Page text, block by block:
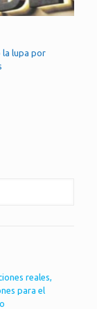
la lupa por
reales,
para el